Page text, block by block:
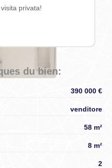
privata!
du bien:
390 000 €
venditore
58 m²
8 m²
2